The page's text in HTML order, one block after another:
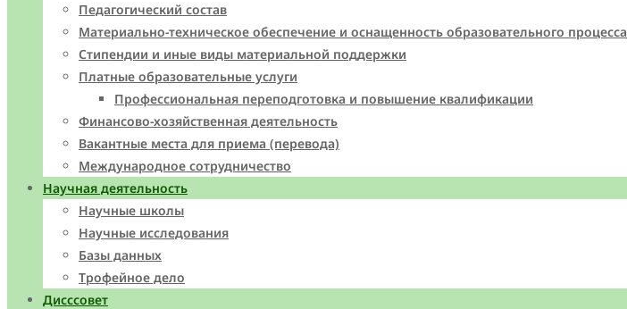
Педагогический состав
Материально-техническое обеспечение и оснащенность образовательного процесса
Стипендии и иные виды материальной поддержки
Платные образовательные услуги
Профессиональная переподготовка и повышение квалификации
Финансово-хозяйственная деятельность
Вакантные места для приема (перевода)
Международное сотрудничество
Научная деятельность
Научные школы
Научные исследования
Базы данных
Трофейное дело
Дисссовет